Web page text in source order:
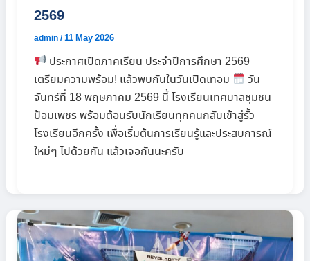
2569
admin/11 May 2026
ประกาศเปิดภาคเรียน ประจำปีการศึกษา 2569
เตรียมความพร้อม! แล้วพบกันในวันเปิดเทอม
วัน
จันทร์ที่ 18 พฤษภาคม 2569 นี้ โรงเรียนเทศบาลชุมชน
ป้อมเพชร พร้อมต้อนรับนักเรียนทุกคนกลับเข้าสู่รั้ว
โรงเรียนอีกครั้ง เพื่อเริ่มต้นการเรียนรู้และประสบการณ์
ใหม่ๆ ไปด้วยกัน แล้วเจอกันนะครับ